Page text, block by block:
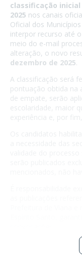
classificação inicial
2025 nos canais
Oficial dos
interpor recurso até
meio do e-mail
alteração, o novo
dezembro de 2025.
A classificação será
pontuação obtida na
de empate, serão
escolaridade, maior
experiência e, por